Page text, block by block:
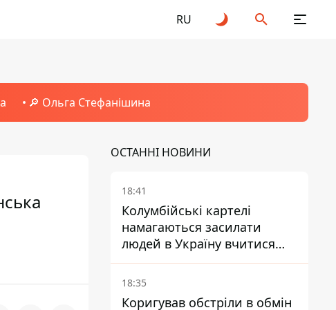
RU
🔎 Ольга Стефанішина
ОСТАННІ НОВИНИ
18:41
Колумбійські картелі
намагаються засилати
людей в Україну вчитися
керувати дронами - FT
18:35
Коригував обстріли в обмін